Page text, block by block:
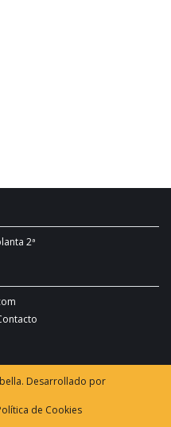
2ª
Desarrollado por
de Cookies